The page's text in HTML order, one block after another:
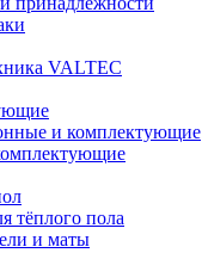
VALTEC
и комплектующие
тёплого пола
и маты